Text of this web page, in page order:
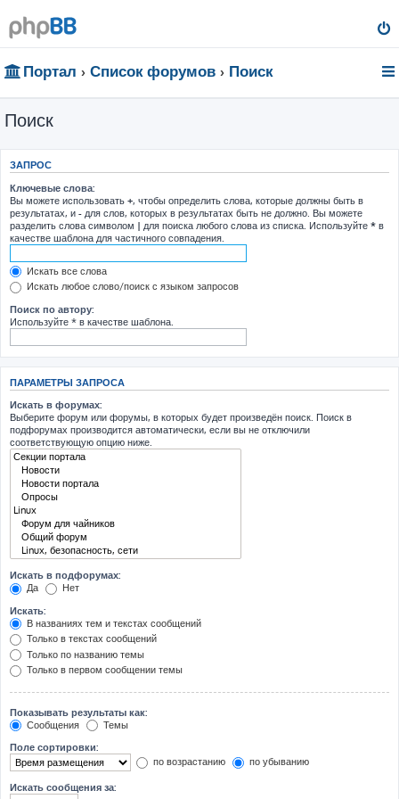
Портал Список форумов Поиск
Поиск
ЗАПРОС
Ключевые слова:
Вы можете использовать +, чтобы определить слова, которые должны быть в
результатах, и - для слов, которых в результатах быть не должно. Вы можете
разделить слова символом | для поиска любого слова из списка. Используйте * в
качестве шаблона для частичного совпадения.
Искать все слова
Искать любое слово/поиск с языком запросов
Поиск по автору:
Используйте * в качестве шаблона.
ПАРАМЕТРЫ ЗАПРОСА
Искать в форумах:
Выберите форум или форумы, в которых будет произведён поиск. Поиск в
подфорумах производится автоматически, если вы не отключили
соответствующую опцию ниже.
Искать в подфорумах:
Да
Нет
Искать:
В названиях тем и текстах сообщений
Только в текстах сообщений
Только по названию темы
Только в первом сообщении темы
Показывать результаты как:
Сообщения
Темы
Поле сортировки:
по возрастанию
по убыванию
Искать сообщения за: